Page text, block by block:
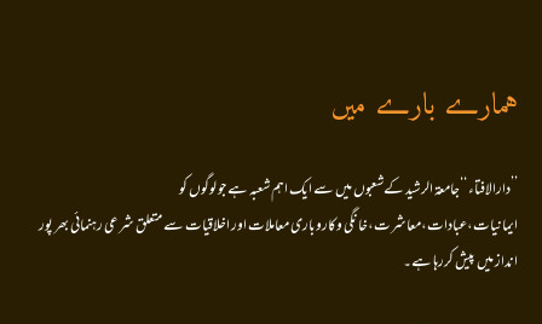
ہمارے بارے میں
’’دارالافتاء ‘‘جامعۃ الرشید کےشعبوں میں سے ایک اہم شعبہ ہے جو لوگوں کو
ایمانیات،عبادات،معاشرت،خانگی وکاروباری معاملات اور اخلاقیات سے متعلق شرعی رہنمائی بھر پور
انداز میں پیش کررہا ہے۔